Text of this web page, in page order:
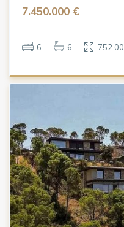
7.450.000 €
6 6 752.00